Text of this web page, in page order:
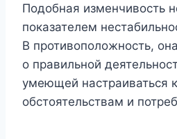
Подобная изменчивость
показателем
В противоположность,
о правильной
умеющей настраиваться
обстоятельствам и